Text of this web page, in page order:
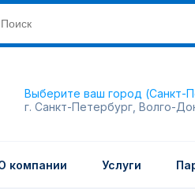
Выберите ваш город (Санкт-
г. Санкт-Петербург, Волго-
компании Услуги